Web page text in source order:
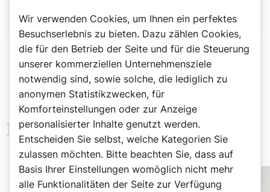
Neueste Beiträge
Wir verwenden Cookies, um Ihnen ein perfektes
Besuchserlebnis zu bieten. Dazu zählen Cookies,
die für den Betrieb der Seite und für die Steuerung
unserer kommerziellen Unternehmensziele
notwendig sind, sowie solche, die lediglich zu
anonymen Statistikzwecken, für
Komforteinstellungen oder zur Anzeige
personalisierter Inhalte genutzt werden.
Entscheiden Sie selbst, welche Kategorien Sie
zulassen möchten. Bitte beachten Sie, dass auf
Basis Ihrer Einstellungen womöglich nicht mehr
alle Funktionalitäten der Seite zur Verfügung